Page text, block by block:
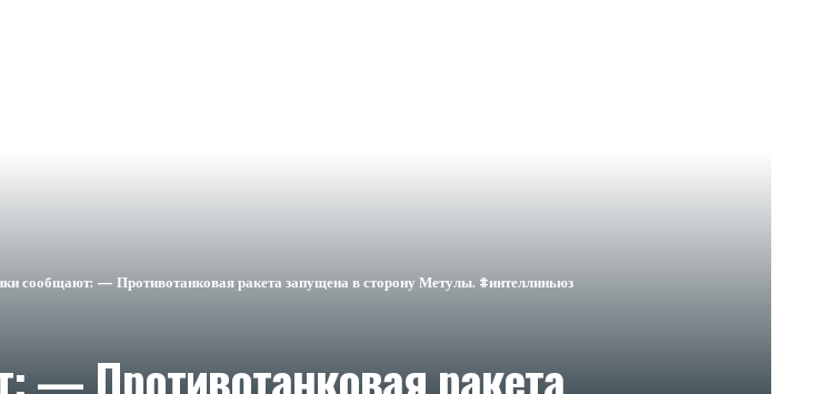
сообщают: — Противотанковая ракета запущена в сторону Метулы. #интеллиньюз
— Противотанковая ракета